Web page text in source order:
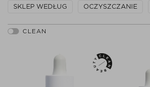
SKLEP WEDŁUG OCZYSZCZANIE